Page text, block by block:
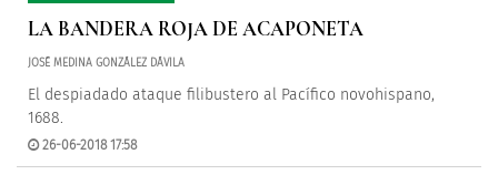
LA BANDERA ROJA DE ACAPONETA
JOSÉ MEDINA GONZÁLEZ DÁVILA
El despiadado ataque filibustero al Pacífico novohispano,
1688.
26-06-2018 17:58